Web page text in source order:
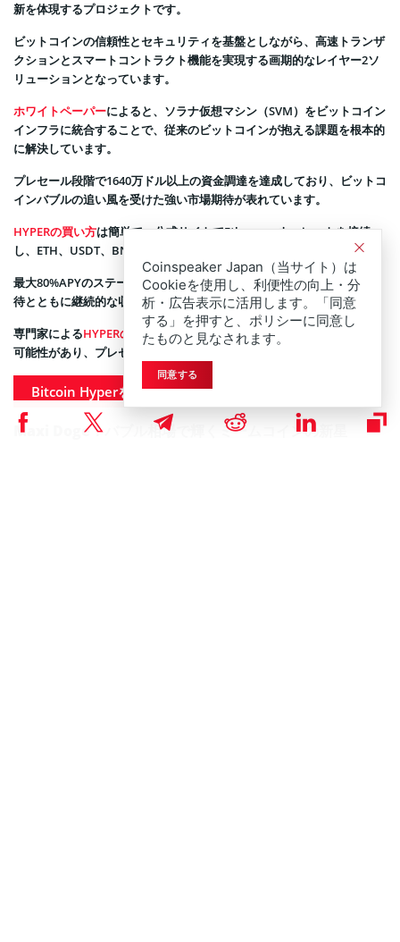
新を体現するプロジェクトです。
ビットコインの信頼性とセキュリティを基盤としながら、高速トランザ
クションとスマートコントラクト機能を実現する画期的なレイヤー2ソ
リューションとなっています。
ホワイトペーパーによると、ソラナ仮想マシン（SVM）をビットコイン
インフラに統合することで、従来のビットコインが抱える課題を根本的
に解決しています。
プレセール段階で1640万ドル以上の資金調達を達成しており、ビットコ
インバブルの追い風を受けた強い市場期待が表れています。
HYPERの買い方は簡単で、公式サイトでEthereumウォレットを接続
し、ETH、USDT、BNBで直接購入が可能です。
最大80%APYのステーキング報酬も提供されており、100倍上昇への期
待とともに継続的な収益機会も享受できる設計となっています。
専門家によるHYPERの価格予想は、2025年末までに0.21ドルに達する
可能性があり、プレセール価格からの大幅な上昇が見込まれています。
Bitcoin Hyperを見てみる
Maxi Doge：バブル相場で輝くミームコインの新星
Coinspeaker Japan（当サイト）は
Cookieを使用し、利便性の向上・分
析・広告表示に活用します。「同意
する」を押すと、ポリシーに同意し
たものと見なされます。
同意する